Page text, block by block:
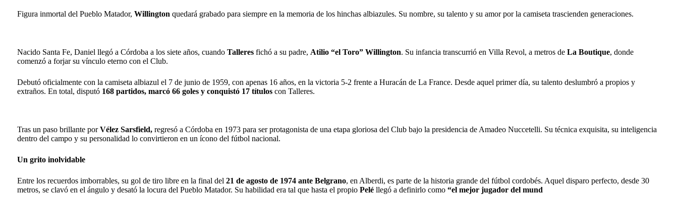
Figura inmortal del Pueblo Matador, Willington quedará grabado para siempre en la memoria de los hinchas albiazules. Su nombre, su talento y su amor por la camiseta trascienden generaciones.
Nacido Santa Fe, Daniel llegó a Córdoba a los siete años, cuando Talleresfichó a su padre, Atilio “el Toro” Willington. Su infancia transcurrió en Villa Revol, a metros de La Boutique, donde
comenzó a forjar su vínculo eterno con el Club.
Debutó oficialmente con la camiseta albiazul el 7 de junio de 1959, con apenas 16 años, en la victoria 5-2 frente a Huracán de La France. Desde aquel primer día, su talento deslumbró a propios y
extraños. En total, disputó 168 partidos, marcó 66 goles y conquistó 17 títulos con Talleres.
Tras un paso brillante porVélez Sarsfield,regresó a Córdoba en 1973 para ser protagonista de una etapa gloriosa del Club bajo la presidencia de Amadeo Nuccetelli. Su técnica exquisita, su inteligencia
dentro del campo y su personalidad lo convirtieron en un ícono del fútbol nacional.
Un grito inolvidable
Entre los recuerdos imborrables, su gol de tiro libre en la final del 21 de agosto de 1974 ante Belgrano, en Alberdi, es parte de la historia grande del fútbol cordobés. Aquel disparo perfecto, desde 30
metros, se clavó en el ángulo y desató la locura del Pueblo Matador. Su habilidad era tal que hasta el propio Peléllegó a definirlo como “el mejor jugador del mund